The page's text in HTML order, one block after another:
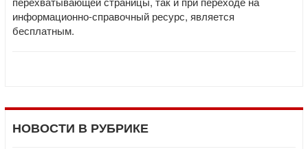
информационно-справочный ресурс, является
бесплатным.
НОВОСТИ В РУБРИКЕ